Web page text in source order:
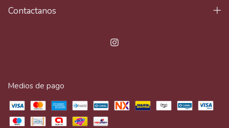
Contactanos
Medios de pago